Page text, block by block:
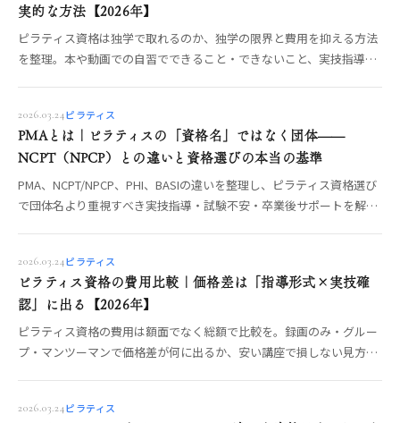
実的な方法【2026年】
ピラティス資格は独学で取れるのか、独学の限界と費用を抑える方法
を整理。本や動画での自習でできること・できないこと、実技指導を
2026.03.24ピラティス
PMAとは｜ピラティスの「資格名」ではなく団体——
NCPT（NPCP）との違いと資格選びの本当の基準
PMA、NCPT/NPCP、PHI、BASIの違いを整理し、ピラティス資格選び
で団体名より重視すべき実技指導・試験不安・卒業後サポートを解説
2026.03.24ピラティス
ピラティス資格の費用比較｜価格差は「指導形式×実技確
認」に出る【2026年】
ピラティス資格の費用は額面でなく総額で比較を。録画のみ・グルー
プ・マンツーマンで価格差が何に出るか、安い講座で損しない見方、
2026.03.24ピラティス